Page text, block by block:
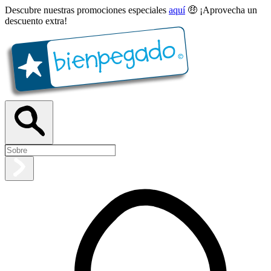
Descubre nuestras promociones especiales aquí🤑 ¡Aprovecha un
descuento extra!